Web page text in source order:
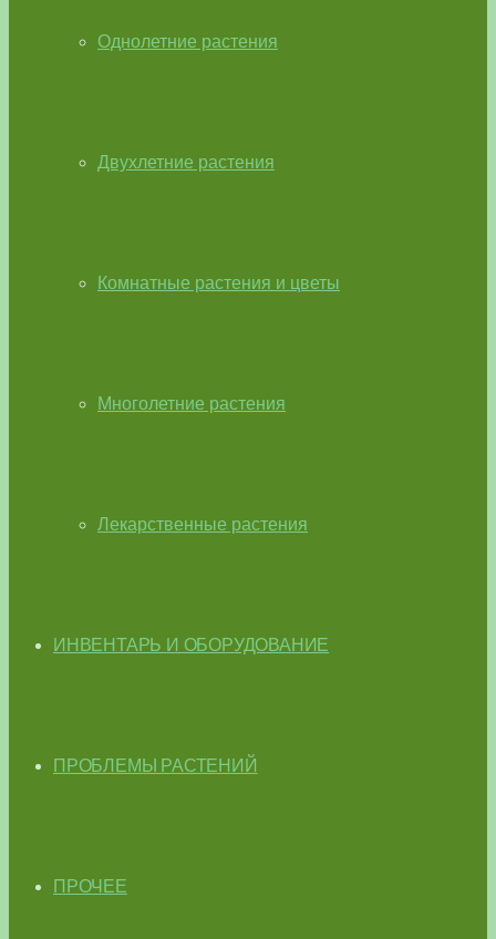
Однолетние растения
Двухлетние растения
Комнатные растения и цветы
Многолетние растения
Лекарственные растения
ИНВЕНТАРЬ И ОБОРУДОВАНИЕ
ПРОБЛЕМЫ РАСТЕНИЙ
ПРОЧЕЕ